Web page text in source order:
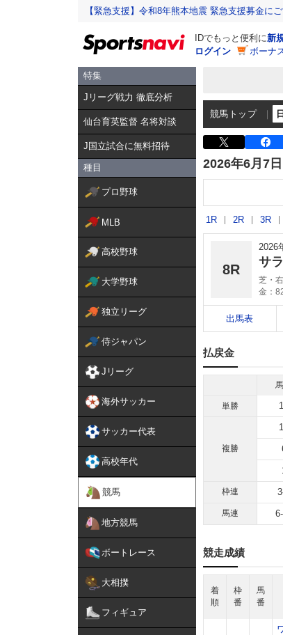
【緊急支援】令和8年熊本地震 緊急支援募金に
IDでもっと便利に新
ログイン
ボーナ
特集
Jリーグ戦力 徹底分析
仙台育英監督 名将対談
J国立試合に無料招待
種目
プロ野球
MLB
高校野球
大学野球
独立リーグ
侍ジャパン
Jリーグ
海外サッカー
サッカー代表
高校年代
競馬
地方競馬
ボートレース
大相撲
フィギュア
競馬トップ
2026年6月7日
1R 2R 3R
8R
2026
サ
芝・
金：
出馬表
払戻金
単勝
複勝
枠連
馬連
競走成績
着
順
枠
番
馬
番